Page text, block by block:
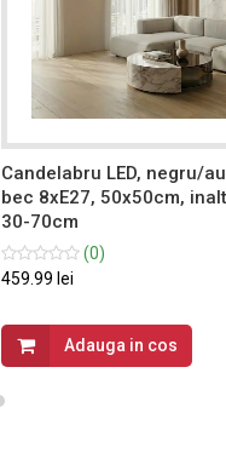
Candelabru LED, negru/
bec 8xE27, 50x50cm,
30-70cm
(0)
459.99 lei
Adauga in cos